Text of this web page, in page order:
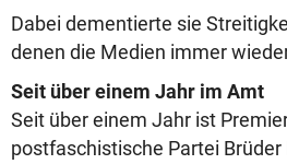
Dabei dementierte sie
denen die Medien immer
Seit über einem Jahr im Amt
Seit über einem Jahr ist
postfaschistische Partei